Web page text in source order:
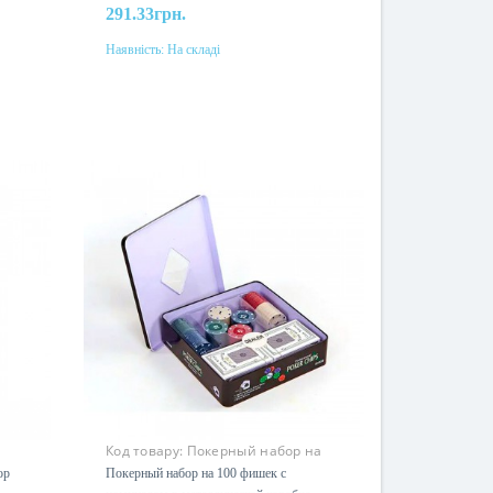
291.33грн.
До кошика
Наявність: На складі
Код товару: Покерный набор на
100 фишек с номиналом
Покерный набор на 100 фишек с